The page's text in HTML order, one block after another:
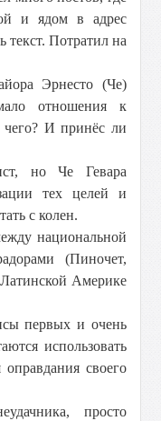
и ядом в адрес
текст. Потратил на
Эрнесто (Че)
отношения к
чего? И принёс ли
но Че Гевара
тех целей и
с колен.
национальной
(Пиночет,
Америке
первых и очень
использовать
своего
просто